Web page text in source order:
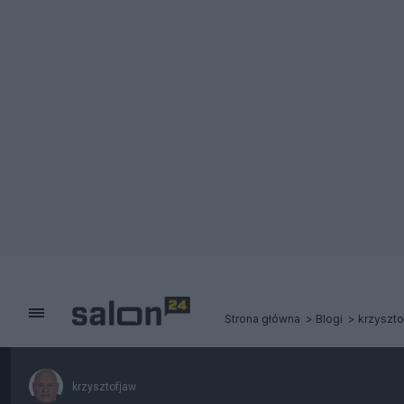
Strona główna Blogi
krzysztofjaw